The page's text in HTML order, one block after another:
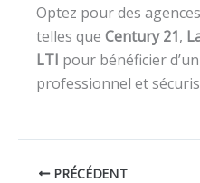
Optez pour des
telles que Century 21,
LTI pour bénéficier
professionnel et
PRÉCÉDENT